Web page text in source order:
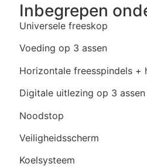
Inbegrepen
Universele freeskop
Voeding op 3 assen
Horizontale freesspindels
Digitale uitlezing op 3
Noodstop
Veiligheidsscherm
Koelsysteem